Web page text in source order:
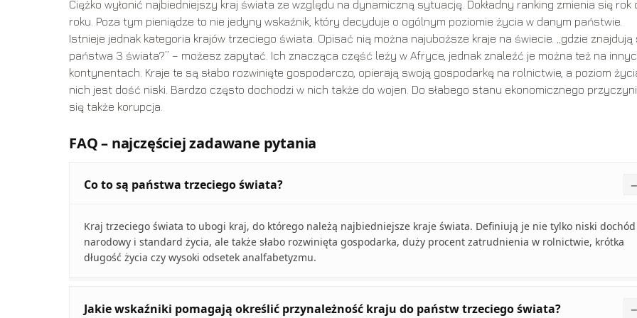
Ciężko wyłonić najbiedniejszy kraj świata ze względu na dynamiczną sytuację. Dokładny ranking zmienia się rok
roku. Poza tym pieniądze to nie jedyny wskaźnik, który decyduje o ogólnym poziomie życia w danym państwie.
Istnieje jednak kategoria krajów trzeciego świata. Opisać nią można najuboższe kraje na świecie. „gdzie znajdują
państwa 3 świata?” – możesz zapytać. Ich znacząca część leży w Afryce, jednak znaleźć je można też na
kontynentach. Kraje te są słabo rozwinięte gospodarczo, opierają swoją gospodarkę na rolnictwie, a poziom
nich jest dość niski. Bardzo często dochodzi w nich także do wojen. Do słabego stanu ekonomicznego
się także korupcja.
FAQ – najczęściej zadawane pytania
Co to są państwa trzeciego świata?
Kraj trzeciego świata to ubogi kraj, do którego należą najbiedniejsze kraje świata. Definiują je nie tylko niski dochód
narodowy i standard życia, ale także słabo rozwinięta gospodarka, duży procent zatrudnienia w rolnictwie, krótka
długość życia czy wysoki odsetek analfabetyzmu.
Jakie wskaźniki pomagają określić przynależność kraju do państw trzeciego świata?